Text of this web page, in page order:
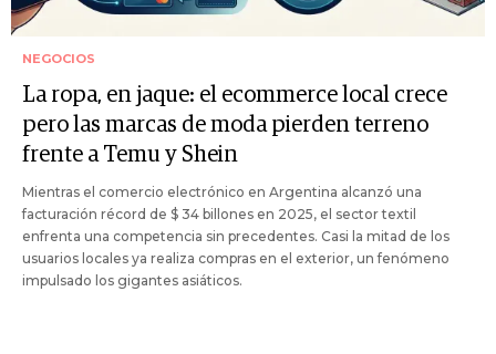
NEGOCIOS
La ropa, en jaque: el ecommerce local crece
pero las marcas de moda pierden terreno
frente a Temu y Shein
Mientras el comercio electrónico en Argentina alcanzó una
facturación récord de $ 34 billones en 2025, el sector textil
enfrenta una competencia sin precedentes. Casi la mitad de los
usuarios locales ya realiza compras en el exterior, un fenómeno
impulsado los gigantes asiáticos.